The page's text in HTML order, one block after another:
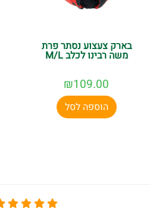
בארק צעצוע נסתר פרת
משה רבינו לכלב M/L
₪109.00
הוספה לסל